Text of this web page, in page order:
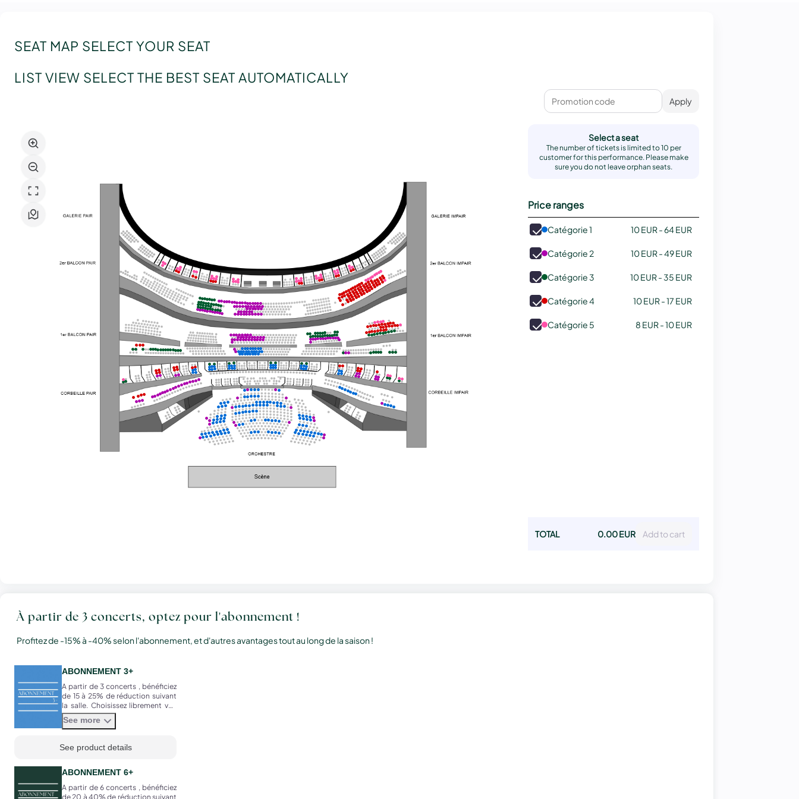
SEAT MAP SELECT YOUR SEAT
LIST VIEW SELECT THE BEST SEAT AUTOMATICALLY
Apply
Select a seat
The number of tickets is limited to 10 per
customer for this performance. Please make
sure you do not leave orphan seats.
Price ranges
Catégorie 1 10 EUR - 64 EUR
Catégorie 2 10 EUR - 49 EUR
Catégorie 3 10 EUR - 35 EUR
Catégorie 4 10 EUR - 17 EUR
Catégorie 5 8 EUR - 10 EUR
TOTAL 0.00 EUR Add to cart
À partir de 3 concerts, optez pour l'abonnement !
Profitez de -15% à -40% selon l'abonnement, et d'autres avantages tout au long de la saison !
ABONNEMENT 3+
A partir de 3 concerts , bénéficiez
de 15 à 25% de réduction suivant
la salle. Choisissez librement vos
concerts parmi les programmes
proposés dans la saison.
See more
See product details
ABONNEMENT 6+
A partir de 6 concerts , bénéficiez
de 20 à 40% de réduction suivant